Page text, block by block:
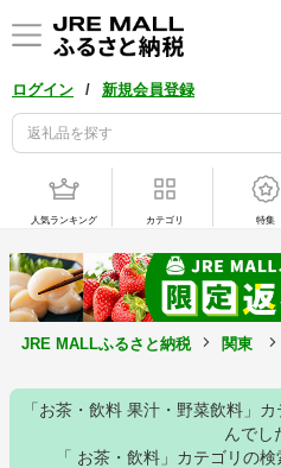
ログイン / 新規会員登録
人気ランキング カテゴリ 特集
JRE MALLふるさと納税 関東
「お茶・飲料 果汁・野菜飲料」
んでし
「 お茶・飲料」カテゴリの